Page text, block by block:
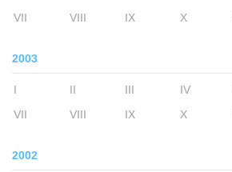
VII
VIII IX X
2003
I II III IV
VII
VIII IX X
2002